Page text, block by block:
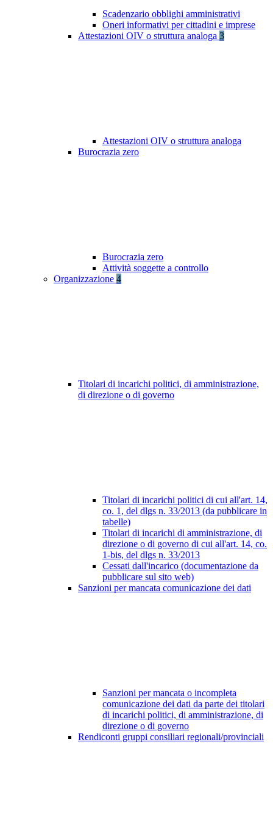
Scadenzario obblighi amministrativi
Oneri informativi per cittadini e imprese
Attestazioni OIV o struttura analoga 3
Attestazioni OIV o struttura analoga
Burocrazia zero
Burocrazia zero
Attività soggette a controllo
Organizzazione 4
Titolari di incarichi politici, di amministrazione,
di direzione o di governo
Titolari di incarichi politici di cui all'art. 14,
co. 1, del dlgs n. 33/2013 (da pubblicare in
tabelle)
Titolari di incarichi di amministrazione, di
direzione o di governo di cui all'art. 14, co.
1-bis, del dlgs n. 33/2013
Cessati dall'incarico (documentazione da
pubblicare sul sito web)
Sanzioni per mancata comunicazione dei dati
Sanzioni per mancata o incompleta
comunicazione dei dati da parte dei titolari
di incarichi politici, di amministrazione, di
direzione o di governo
Rendiconti gruppi consiliari regionali/provinciali